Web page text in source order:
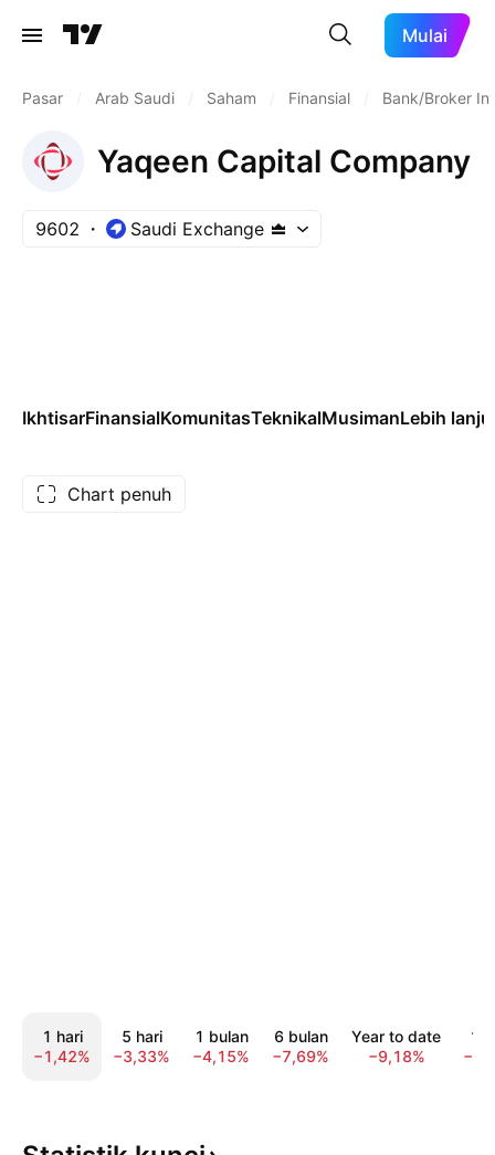
Mulai
Pasar Arab Saudi Saham Finansial Bank/Broker
Yaqeen Capital Company
9602 Saudi Exchange
IkhtisarFinansialKomunitasTeknikalMusimanLebih
Chart penuh
1 hari
−1,42%
5 hari
−3,33%
1 bulan
−4,15%
6 bulan
−7,69%
Year to date
−9,18%
1